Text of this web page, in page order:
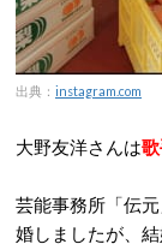
出典： instagram.com
大野友洋さんは
芸能事務所「伝
婚しましたが、